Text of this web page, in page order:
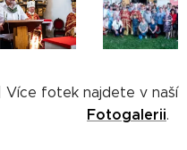
| Více fotek najdete v naší
Fotogalerii.